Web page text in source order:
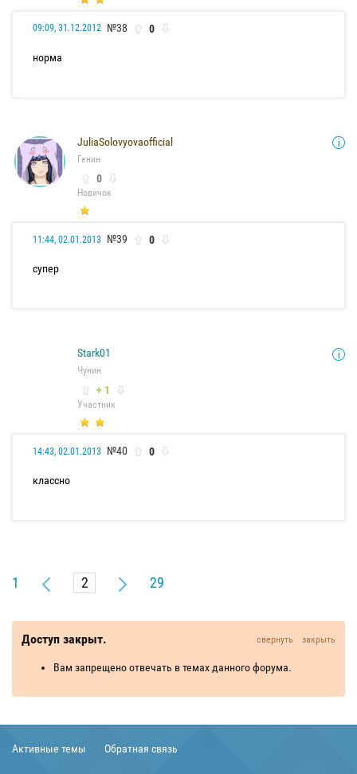
09:09, 31.12.2012 №38 0
норма
JuliaSolovyovaofficial
Генин
0
Новичок
11:44, 02.01.2013 №39 0
супер
Stark01
Чунин
+ 1
Участник
14:43, 02.01.2013 №40 0
классно
1 29
Доступ закрыт. свернуть закрыть
Вам запрещено отвечать в темах данного форума.
Активные темы Обратная связь